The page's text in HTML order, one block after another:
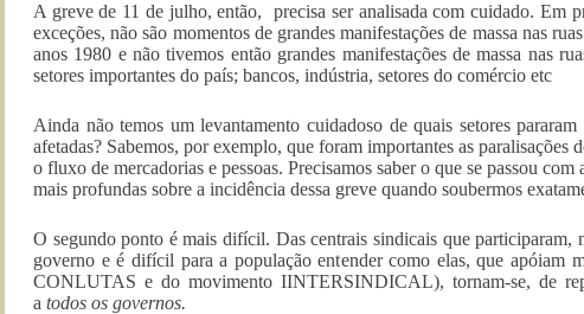
A greve de 11 de julho, então, precisa ser analisada com cuidado. Em
exceções, não são momentos de grandes manifestações de massa nas
anos 1980 e não tivemos então grandes manifestações de massa nas
setores importantes do país; bancos, indústria, setores do comércio etc
Ainda não temos um levantamento cuidadoso de quais setores
afetadas? Sabemos, por exemplo, que foram importantes as paralisações
o fluxo de mercadorias e pessoas. Precisamos saber o que se passou
mais profundas sobre a incidência dessa greve quando soubermos
O segundo ponto é mais difícil. Das centrais sindicais que participaram,
governo e é difícil para a população entender como elas, que apóiam
CONLUTAS e do movimento IINTERSINDICAL), tornam-se, de
a todos os governos.